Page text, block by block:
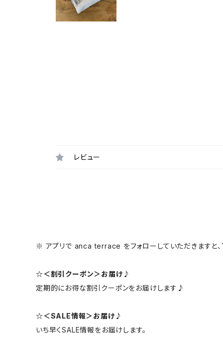
レビュー
※ アプリで anca terrace をフォローしていただきますと
☆＜割引クーポン＞お届け♪
定期的にお得な割引クーポンをお届けします♪
☆＜SALE情報＞お届け♪
いち早くSALE情報をお届けします。